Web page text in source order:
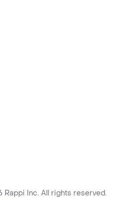
Rappi Inc. All rights reserved.